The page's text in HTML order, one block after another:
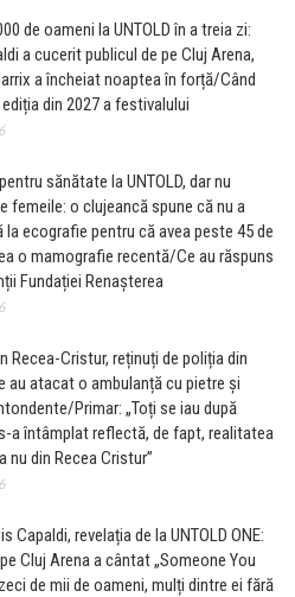
de oameni la UNTOLD în a treia zi:
a cucerit publicul de pe Cluj Arena,
a încheiat noaptea în forță/Când
din 2027 a festivalului
sănătate la UNTOLD, dar nu
femeile: o clujeancă spune că nu a
ecografie pentru că avea peste 45 de
o mamografie recentă/Ce au răspuns
Fundației Renașterea
Recea-Cristur, reținuți de poliția din
au atacat o ambulanță cu pietre și
Primar: „Toți se iau după
a întâmplat reflectă, de fapt, realitatea
nu din Recea Cristur”
Capaldi, revelația de la UNTOLD ONE:
Cluj Arena a cântat „Someone You
de mii de oameni, mulți dintre ei fără